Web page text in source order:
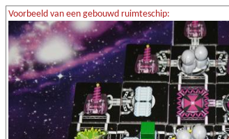
Voorbeeld van een gebouwd ruimteschip: